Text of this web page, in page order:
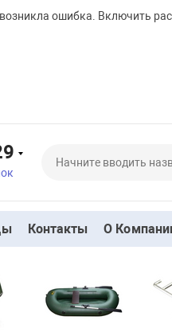
ошибка. Включить
Контакты О